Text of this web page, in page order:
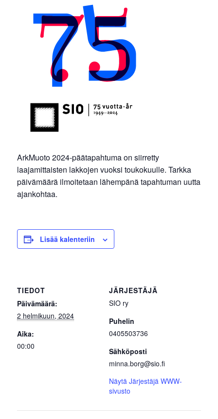
ArkMuoto 2024-päätapahtuma on siirretty
laajamittaisten lakkojen vuoksi toukokuulle. Tarkka
päivämäärä ilmoitetaan lähempänä tapahtuman uutta
ajankohtaa.
Lisää kalenteriin
TIEDOT
Päivämäärä:
2 helmikuun, 2024
Aika:
00:00
JÄRJESTÄJÄ
SIO ry
Puhelin
0405503736
Sähköposti
minna.borg@sio.fi
Näytä Järjestäjä WWW-
sivusto